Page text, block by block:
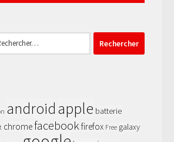
:
androidapple batterie
chromefacebookfirefox Free galaxy